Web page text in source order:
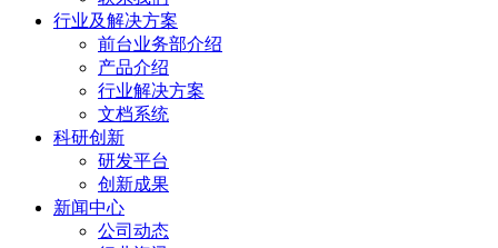
行业及解决方案
前台业务部介绍
产品介绍
行业解决方案
文档系统
科研创新
研发平台
创新成果
新闻中心
公司动态